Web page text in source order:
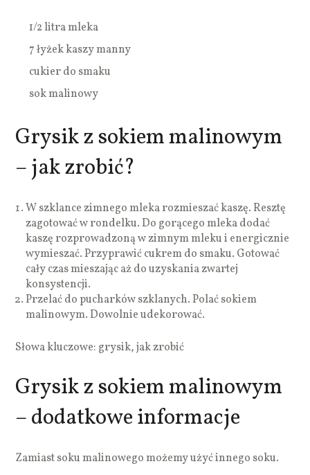
1/2 litra mleka
7 łyżek kaszy manny
cukier do smaku
sok malinowy
Grysik z sokiem malinowym
– jak zrobić?
W szklance zimnego mleka rozmieszać kaszę. Resztę
zagotować w rondelku. Do gorącego mleka dodać
kaszę rozprowadzoną w zimnym mleku i energicznie
wymieszać. Przyprawić cukrem do smaku. Gotować
cały czas mieszając aż do uzyskania zwartej
konsystencji.
Przelać do pucharków szklanych. Polać sokiem
malinowym. Dowolnie udekorować.
Słowa kluczowe: grysik, jak zrobić
Grysik z sokiem malinowym
– dodatkowe informacje
Zamiast soku malinowego możemy użyć innego soku.